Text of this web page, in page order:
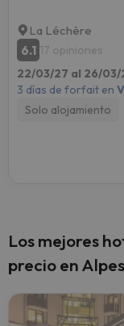
La Léchère
6.1 17 opiniones
22/03/27 al 26/03/
3 días de forfait en
Solo alojamiento
Los mejores
precio en